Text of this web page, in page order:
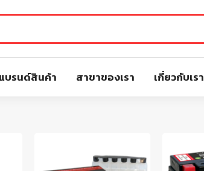
บรนด์สินค้า สาขาของเรา เกี่ยวกับเรา